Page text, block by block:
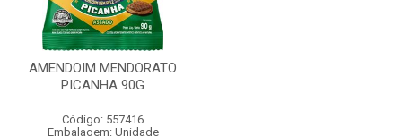
AMENDOIM MENDORATO
PICANHA 90G
Código: 557416
Embalagem: Unidade